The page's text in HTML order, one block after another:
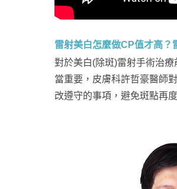
雷射美白怎麼做CP值才高？
對於美白(除斑)雷射手術治
當重要，皮膚科許哲豪醫師
改遵守的事項，避免斑點再